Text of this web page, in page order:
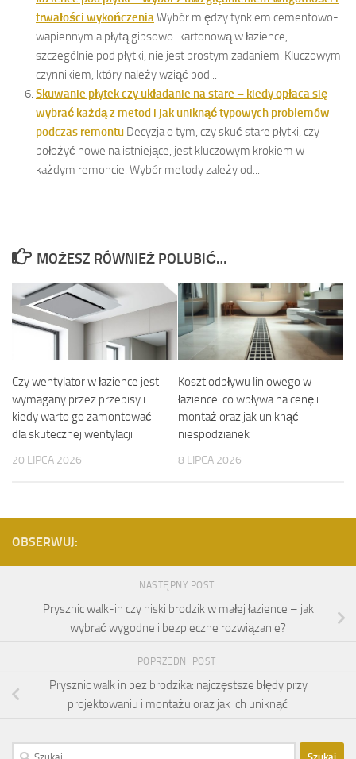
trwałości wykończeniaWybór między tynkiem cementowo-
wapiennym a płytą gipsowo-kartonową w łazience,
szczególnie pod płytki, nie jest prostym zadaniem. Kluczowym
czynnikiem, który należy wziąć pod...
Skuwanie płytek czy układanie na stare – kiedy opłaca się
wybrać każdą z metod i jak uniknąć typowych problemów
podczas remontu Decyzja o tym, czy skuć stare płytki, czy
położyć nowe na istniejące, jest kluczowym krokiem w
każdym remoncie. Wybór metody zależy od...
MOŻESZ RÓWNIEŻ POLUBIĆ…
Czy wentylator w łazience jest
wymagany przez przepisy i
kiedy warto go zamontować
dla skutecznej wentylacji
20 LIPCA 2026
Koszt odpływu liniowego w
łazience: co wpływa na cenę i
montaż oraz jak uniknąć
niespodzianek
8 LIPCA 2026
OBSERWUJ:
NASTĘPNY POST
Prysznic walk-in czy niski brodzik w małej łazience – jak
wybrać wygodne i bezpieczne rozwiązanie?
POPRZEDNI POST
Prysznic walk in bez brodzika: najczęstsze błędy przy
projektowaniu i montażu oraz jak ich uniknąć
Szukaj: